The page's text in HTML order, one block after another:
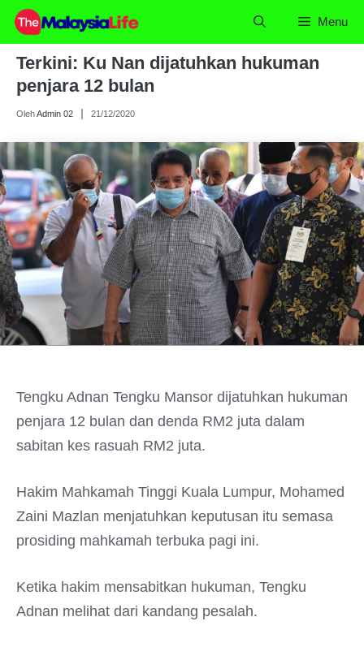
Skip
content
Menu
Terkini: Ku Nan dijatuhkan hukuman
penjara 12 bulan
OlehAdmin 02 21/12/2020
Tengku Adnan Tengku Mansor dijatuhkan hukuman
penjara 12 bulan dan denda RM2 juta dalam
sabitan kes rasuah RM2 juta.
Hakim Mahkamah Tinggi Kuala Lumpur, Mohamed
Zaini Mazlan menjatuhkan keputusan itu semasa
prosiding mahkamah terbuka pagi ini.
Ketika hakim mensabitkan hukuman, Tengku
Adnan melihat dari kandang pesalah.